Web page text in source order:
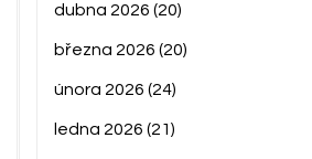
dubna 2026 (20)
března 2026 (20)
února 2026 (24)
ledna 2026 (21)